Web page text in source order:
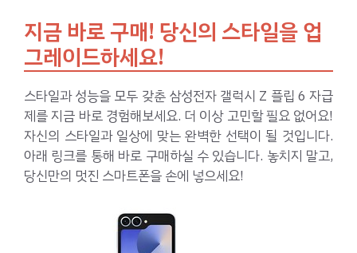
지금 바로 구매! 당신의 스타일을 업
그레이드하세요!
스타일과 성능을 모두 갖춘 삼성전자 갤럭시 Z 플립 6 자급
제를 지금 바로 경험해보세요. 더 이상 고민할 필요 없어요!
자신의 스타일과 일상에 맞는 완벽한 선택이 될 것입니다.
아래 링크를 통해 바로 구매하실 수 있습니다. 놓치지 말고,
당신만의 멋진 스마트폰을 손에 넣으세요!